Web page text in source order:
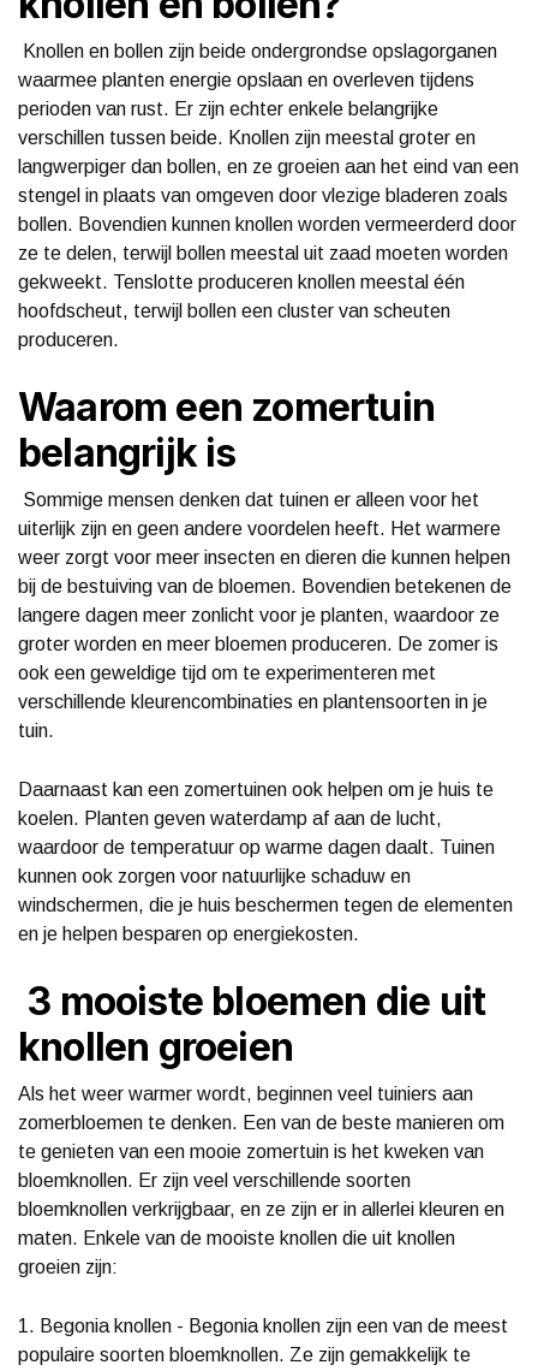
Knollen en bollen zijn beide ondergrondse opslagorganen
waarmee planten energie opslaan en overleven tijdens
perioden van rust. Er zijn echter enkele belangrijke
verschillen tussen beide. Knollen zijn meestal groter en
langwerpiger dan bollen, en ze groeien aan het eind van een
stengel in plaats van omgeven door vlezige bladeren zoals
bollen. Bovendien kunnen knollen worden vermeerderd door
ze te delen, terwijl bollen meestal uit zaad moeten worden
gekweekt. Tenslotte produceren knollen meestal één
hoofdscheut, terwijl bollen een cluster van scheuten
produceren.
Waarom een zomertuin
belangrijk is
Sommige mensen denken dat tuinen er alleen voor het
uiterlijk zijn en geen andere voordelen heeft. Het warmere
weer zorgt voor meer insecten en dieren die kunnen helpen
bij de bestuiving van de bloemen. Bovendien betekenen de
langere dagen meer zonlicht voor je planten, waardoor ze
groter worden en meer bloemen produceren. De zomer is
ook een geweldige tijd om te experimenteren met
verschillende kleurencombinaties en plantensoorten in je
tuin.
Daarnaast kan een zomertuinen ook helpen om je huis te
koelen. Planten geven waterdamp af aan de lucht,
waardoor de temperatuur op warme dagen daalt. Tuinen
kunnen ook zorgen voor natuurlijke schaduw en
windschermen, die je huis beschermen tegen de elementen
en je helpen besparen op energiekosten.
3 mooiste bloemen die uit
knollen groeien
Als het weer warmer wordt, beginnen veel tuiniers aan
zomerbloemen te denken. Een van de beste manieren om
te genieten van een mooie zomertuin is het kweken van
bloemknollen. Er zijn veel verschillende soorten
bloemknollen verkrijgbaar, en ze zijn er in allerlei kleuren en
maten. Enkele van de mooiste knollen die uit knollen
groeien zijn:
1. Begonia knollen - Begonia knollen zijn een van de meest
populaire soorten bloemknollen. Ze zijn gemakkelijk te